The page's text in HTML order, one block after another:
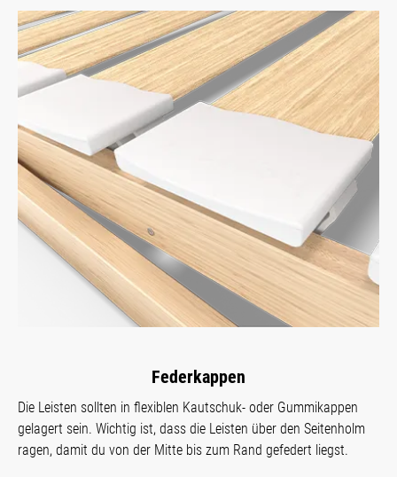
Federkappen
Die Leisten sollten in flexiblen Kautschuk- oder Gummikappen
gelagert sein. Wichtig ist, dass die Leisten über den Seitenholm
ragen, damit du von der Mitte bis zum Rand gefedert liegst.